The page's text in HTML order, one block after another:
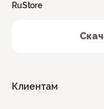
Клиентам
RuStore